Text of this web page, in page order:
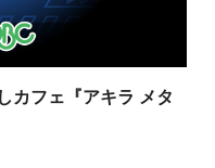
カフェ『アキラ メタ